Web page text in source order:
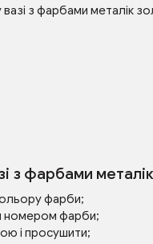
вазі з фарбами
з фарбами
фарби;
номером фарби;
і просушити;